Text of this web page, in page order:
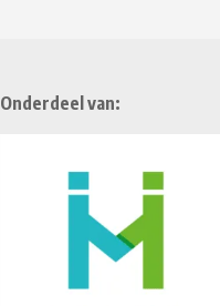
Onderdeel van: